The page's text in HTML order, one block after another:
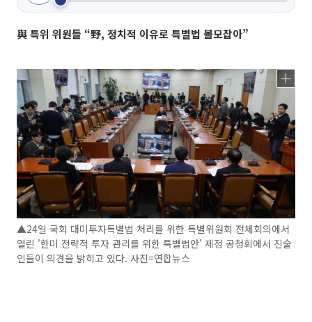
與 특위 위원들 “野, 정치적 이유로 특별법 볼모잡아”
▲24일 국회 대미투자특별법 처리를 위한 특별위원회 전체회의에서
열린 '한미 전략적 투자 관리를 위한 특별법안' 제정 공청회에서 진술
인들이 의견을 밝히고 있다. 사진=연합뉴스